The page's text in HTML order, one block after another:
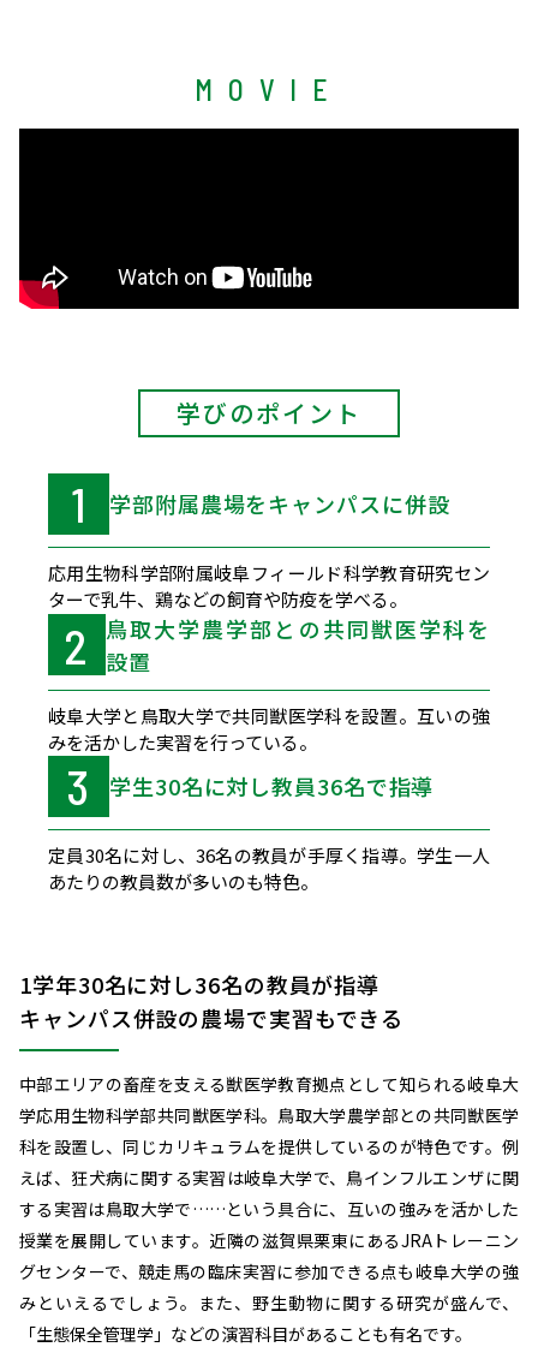
MOVIE
学びのポイント
1 学部附属農場をキャンパスに併設
応用生物科学部附属岐阜フィールド科学教育研究セン
ターで乳牛、鶏などの飼育や防疫を学べる。
2
鳥取大学農学部との共同獣医学科を
設置
岐阜大学と鳥取大学で共同獣医学科を設置。互いの強
みを活かした実習を行っている。
3 学生30名に対し教員36名で指導
定員30名に対し、36名の教員が手厚く指導。学生一人
あたりの教員数が多いのも特色。
1学年30名に対し36名の教員が指導
キャンパス併設の農場で実習もできる
中部エリアの畜産を支える獣医学教育拠点として知られる岐阜大
学応用生物科学部共同獣医学科。鳥取大学農学部との共同獣医学
科を設置し、同じカリキュラムを提供しているのが特色です。例
えば、狂犬病に関する実習は岐阜大学で、鳥インフルエンザに関
する実習は鳥取大学で……という具合に、互いの強みを活かした
授業を展開しています。近隣の滋賀県栗東にあるJRAトレーニン
グセンターで、競走馬の臨床実習に参加できる点も岐阜大学の強
みといえるでしょう。また、野生動物に関する研究が盛んで、
「生態保全管理学」などの演習科目があることも有名です。